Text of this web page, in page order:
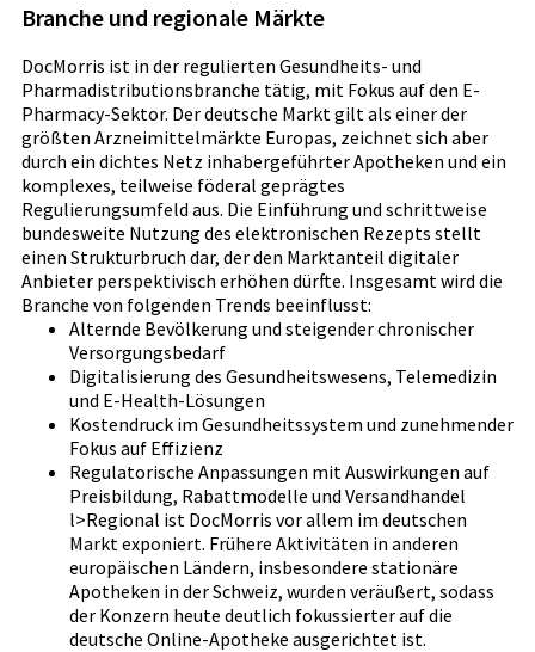
Branche und regionale Märkte
DocMorris ist in der regulierten Gesundheits- und
Pharmadistributionsbranche tätig, mit Fokus auf den E-
Pharmacy-Sektor. Der deutsche Markt gilt als einer der
größten Arzneimittelmärkte Europas, zeichnet sich aber
durch ein dichtes Netz inhabergeführter Apotheken und ein
komplexes, teilweise föderal geprägtes
Regulierungsumfeld aus. Die Einführung und schrittweise
bundesweite Nutzung des elektronischen Rezepts stellt
einen Strukturbruch dar, der den Marktanteil digitaler
Anbieter perspektivisch erhöhen dürfte. Insgesamt wird die
Branche von folgenden Trends beeinflusst:
Alternde Bevölkerung und steigender chronischer
Versorgungsbedarf
Digitalisierung des Gesundheitswesens, Telemedizin
und E-Health-Lösungen
Kostendruck im Gesundheitssystem und zunehmender
Fokus auf Effizienz
Regulatorische Anpassungen mit Auswirkungen auf
Preisbildung, Rabattmodelle und Versandhandel
l>Regional ist DocMorris vor allem im deutschen
Markt exponiert. Frühere Aktivitäten in anderen
europäischen Ländern, insbesondere stationäre
Apotheken in der Schweiz, wurden veräußert, sodass
der Konzern heute deutlich fokussierter auf die
deutsche Online-Apotheke ausgerichtet ist.